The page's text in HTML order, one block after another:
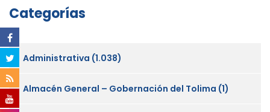
Categorías
Administrativa (1.038)
Almacén General – Gobernación del Tolima (1)